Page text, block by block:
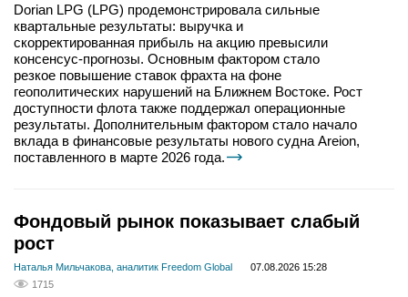
Dorian LPG (LPG) продемонстрировала сильные
квартальные результаты: выручка и
скорректированная прибыль на акцию превысили
консенсус-прогнозы. Основным фактором стало
резкое повышение ставок фрахта на фоне
геополитических нарушений на Ближнем Востоке. Рост
доступности флота также поддержал операционные
результаты. Дополнительным фактором стало начало
вклада в финансовые результаты нового судна Areion,
поставленного в марте 2026 года.
Фондовый рынок показывает слабый
рост
Наталья Мильчакова, аналитик Freedom Global
07.08.2026 15:28
1715